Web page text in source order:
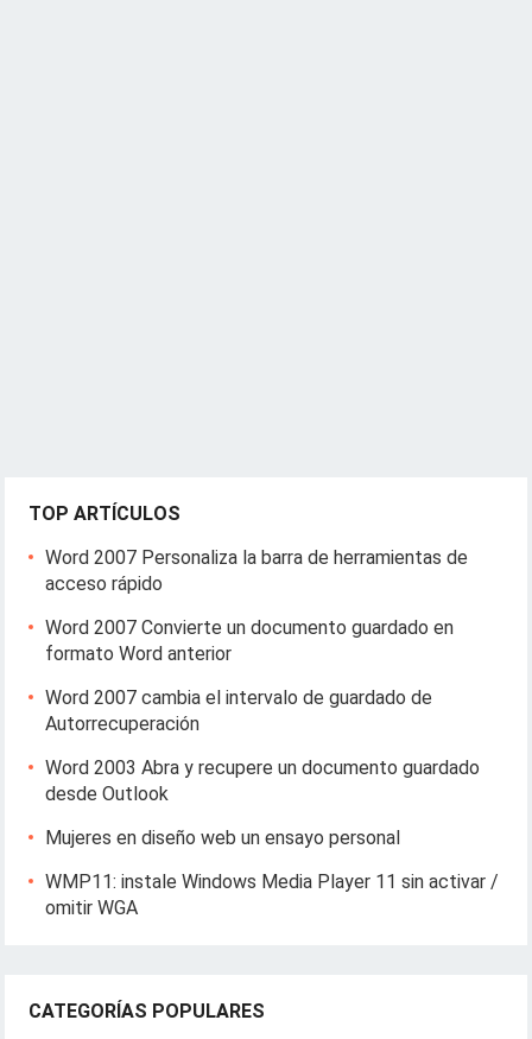
TOP ARTÍCULOS
Word 2007 Personaliza la barra de herramientas de
acceso rápido
Word 2007 Convierte un documento guardado en
formato Word anterior
Word 2007 cambia el intervalo de guardado de
Autorrecuperación
Word 2003 Abra y recupere un documento guardado
desde Outlook
Mujeres en diseño web un ensayo personal
WMP11: instale Windows Media Player 11 sin activar /
omitir WGA
CATEGORÍAS POPULARES